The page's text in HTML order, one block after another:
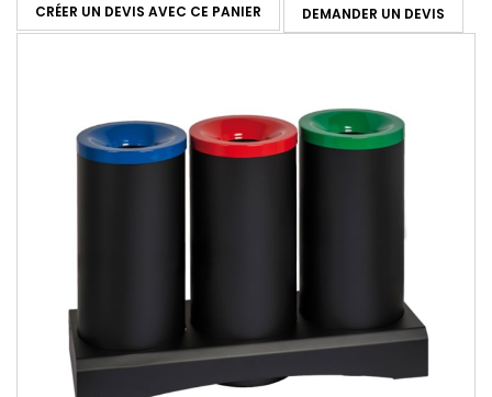
CRÉER UN DEVIS AVEC CE PANIER DEMANDER UN DEVIS